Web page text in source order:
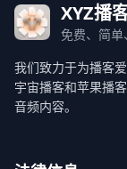
XYZ播
免费、简
我们致力于为播客
宇宙播客和苹果播
音频内容。